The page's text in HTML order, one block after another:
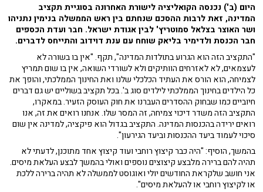
היום (ב') נכנסה הקואליציה לישורת האחרונה בסוגיית תקציב
המדינה, זאת לרבות ההסכם שנחתם בין ראש הממשלה בנימין נתניהו
ושר האוצר בצלאל סמוטריץ' לבין אגודת ישראל. חבר ועדת הכספים
חבר הכנסת ולדימיר בליאק שוחח עם ענת דוידוב והתייחס לדברים.
"התקציב הזה הוא הגרוע בתולדות המדינה", תקף. "אין בו בשורה לא
לעצמאים, לא לאזרחים הוותיקים ולא לשורדי השואה, אין בו שום תמריץ
לצמיחה, הוא הורס את העתיד הכלכלי שלנו ואת החינוך הממלכתי, והופך את
כל הילדים בחינוך הממלכתי לילדים סוג ב'. בכל תקציב בשוליים יש גם דברים
חיוביים כמו שבחוק ההסדרים העברנו את חוק העוסק הזעיר. במאקרו,
התקציב הזה משדר דיכוי צמיחה, זה המסר שלו. אנחנו רואים את זה, אנו
רואים ירידה בהכנסות המדינה. התקציב בגדול הוא פיקציה, למדינה אין שום
סיכוי לעמוד ביעד ההכנסות וביעד הגירעון".
בהמשך, הוסיף: "היה כבר קיצוץ רוחבי ועוד קיצוץ אחד מתוכנן, לדעתי לא
תהיה להם ברירה מלבצע קיצוצים נוספים ואולי בהמשך לבצע העלאת מיסים.
אני חושב שלקראת החודשים יולי ואוגוסט לממשלה לא תהיה ברירה ללכת
או לקיצוץ רוחבי או להעלאת מיסים".